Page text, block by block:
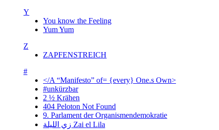
Y
You know the Feeling
Yum Yum
Z
ZAPFENSTREICH
#
</A “Manifesto” of= {every} One.s Own>
#unkürzbar
2 ½ Krähen
404 Peloton Not Found
9. Parlament der Organismendemokratie
زي‌ اللیلة Zai el Lila